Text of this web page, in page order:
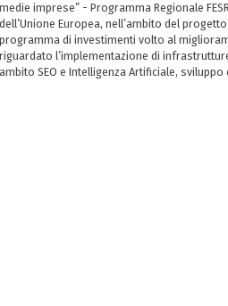
medie imprese” - Programma Regionale
dell’Unione Europea, nell’ambito del progetto
programma di investimenti volto al
riguardato l’implementazione di
ambito SEO e Intelligenza Artificiale,